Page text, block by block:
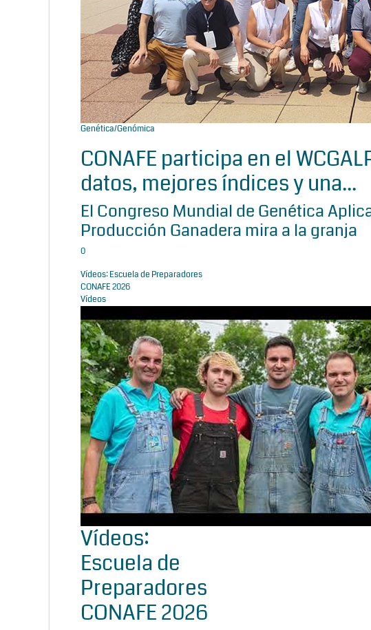
Genética/Genómica
CONAFE participa en el
datos, mejores índices y una...
El Congreso Mundial de Genética
Producción Ganadera mira a la granja
0
Vídeos: Escuela de Preparadores
CONAFE 2026
Vídeos
Vídeos:
Escuela de
Preparadores
CONAFE 2026